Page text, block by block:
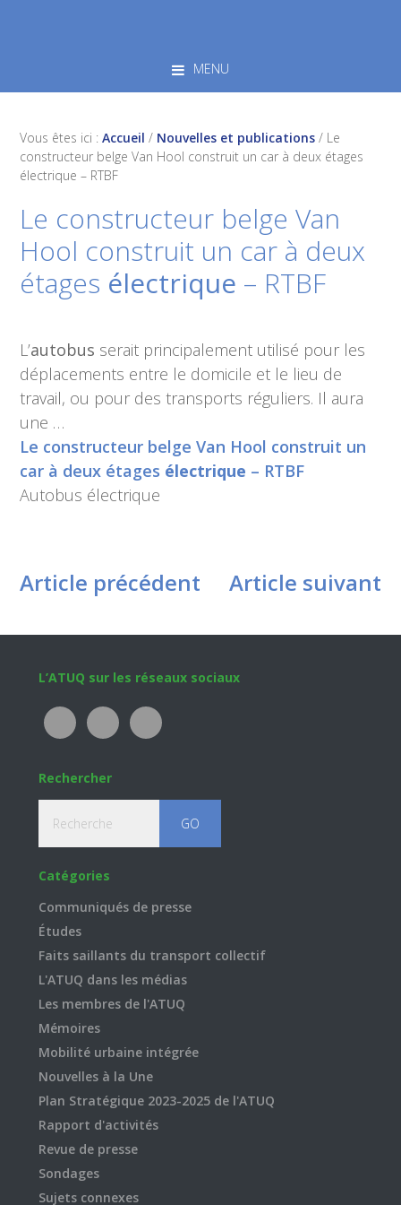
MENU
Vous êtes ici :Accueil / Nouvelles et publications / Le
constructeur belge Van Hool construit un car à deux étages
électrique – RTBF
Le constructeur belge Van
Hool construit un car à deux
étages électrique – RTBF
L’autobus serait principalement utilisé pour les
déplacements entre le domicile et le lieu de
travail, ou pour des transports réguliers. Il aura
une …
Le constructeur belge Van Hool construit un
car à deux étages électrique – RTBF
Autobus électrique
Article précédent Article suivant
Footer
L’ATUQ sur les réseaux sociaux
Rechercher
Catégories
Communiqués de presse
Études
Faits saillants du transport collectif
L'ATUQ dans les médias
Les membres de l'ATUQ
Mémoires
Mobilité urbaine intégrée
Nouvelles à la Une
Plan Stratégique 2023-2025 de l'ATUQ
Rapport d'activités
Revue de presse
Sondages
Sujets connexes